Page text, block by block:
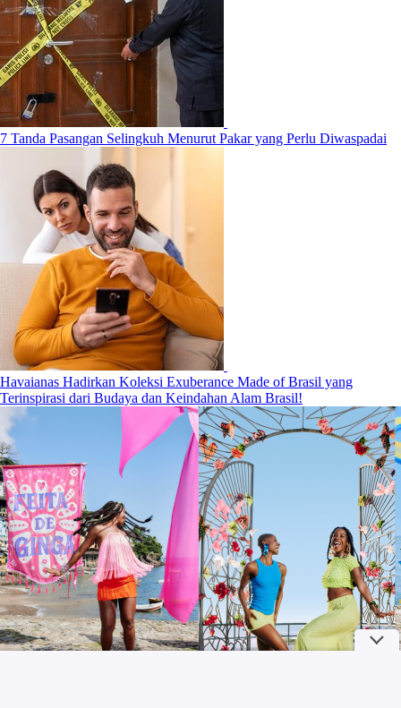
7 Tanda Pasangan Selingkuh Menurut Pakar yang Perlu Diwaspadai
Havaianas Hadirkan Koleksi Exuberance Made of Brasil yang
Terinspirasi dari Budaya dan Keindahan Alam Brasil!